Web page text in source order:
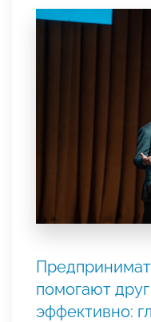
помогают
эффективно: